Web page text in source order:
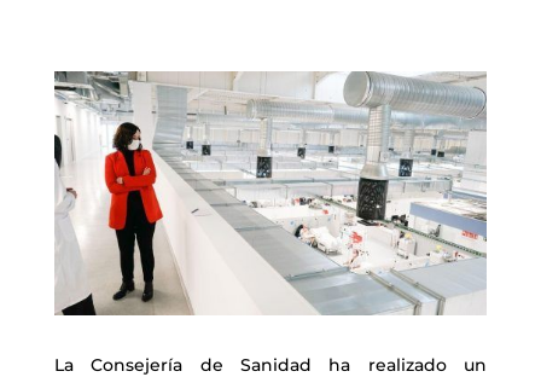
La Consejería de Sanidad ha realizado un